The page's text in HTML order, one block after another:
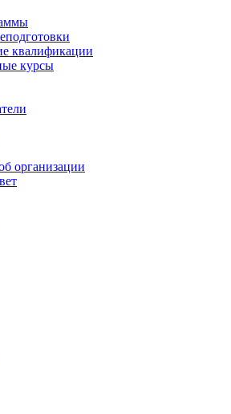
квалификации
курсы
организации